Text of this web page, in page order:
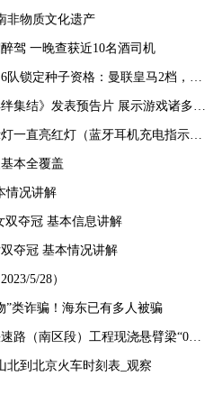
非物质文化遗产
驾 一晚查获近10名酒司机
种子资格：曼联皇马2档，酝酿死亡之组
结》发表预告片 展示游戏诸多玩法
直亮红灯（蓝牙耳机充电指示灯）
本全覆盖
情况讲解
双夺冠 基本信息讲解
夺冠 基本情况讲解
5/28）
”类诈骗！海东已有多人被骗
区段）工程现浇悬臂梁“0号块”顺利浇筑
北到北京火车时刻表_观察